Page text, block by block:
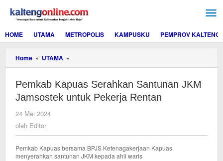
konten
HOME
UTAMA METROPOLIS KAMPUSKU PEMPROV KALTENG
Home » UTAMA »
Kapuas
Santunan
JKM
Jamsostek
Pemkab Kapuas Serahkan Santunan JKM
Jamsostek untuk Pekerja Rentan
24 Mei 2024
oleh Editor
Pemkab Kapuas bersama BPJS Ketenagakerjaan Kapuas
menyerahkan santunan JKM kepada ahli waris